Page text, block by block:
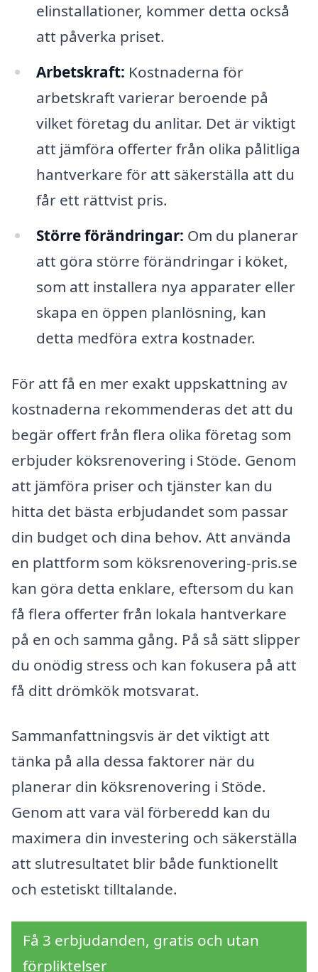
elinstallationer, kommer detta också
att påverka priset.
Arbetskraft: Kostnaderna för
arbetskraft varierar beroende på
vilket företag du anlitar. Det är viktigt
att jämföra offerter från olika pålitliga
hantverkare för att säkerställa att du
får ett rättvist pris.
Större förändringar: Om du planerar
att göra större förändringar i köket,
som att installera nya apparater eller
skapa en öppen planlösning, kan
detta medföra extra kostnader.
För att få en mer exakt uppskattning av
kostnaderna rekommenderas det att du
begär offert från flera olika företag som
erbjuder köksrenovering i Stöde. Genom
att jämföra priser och tjänster kan du
hitta det bästa erbjudandet som passar
din budget och dina behov. Att använda
en plattform som köksrenovering-pris.se
kan göra detta enklare, eftersom du kan
få flera offerter från lokala hantverkare
på en och samma gång. På så sätt slipper
du onödig stress och kan fokusera på att
få ditt drömkök motsvarat.
Sammanfattningsvis är det viktigt att
tänka på alla dessa faktorer när du
planerar din köksrenovering i Stöde.
Genom att vara väl förberedd kan du
maximera din investering och säkerställa
att slutresultatet blir både funktionellt
och estetiskt tilltalande.
Få 3 erbjudanden, gratis och utan
förpliktelser